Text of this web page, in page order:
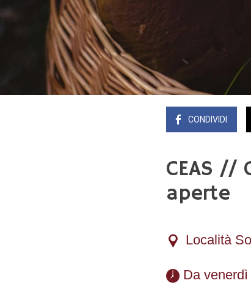
CONDIVIDI
CEAS //
aperte
Località
Da